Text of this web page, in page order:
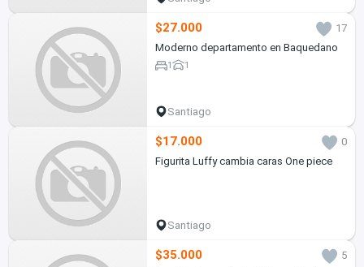
$27.000
17
Moderno departamento en Baquedano
1 1
Santiago
$17.000
0
Figurita Luffy cambia caras One piece
Santiago
$35.000
5